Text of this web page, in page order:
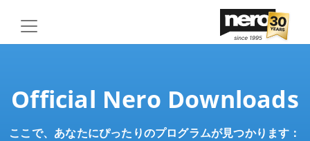
Official Nero Downloads
ここで、あなたにぴったりのプログラムが見つかります：